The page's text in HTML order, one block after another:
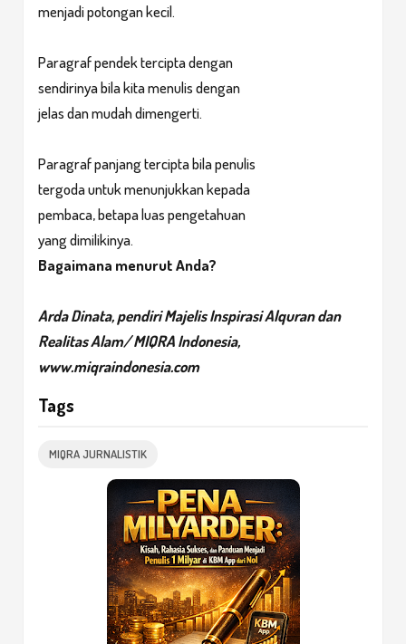
menjadi potongan kecil.
Paragraf pendek tercipta dengan
sendirinya bila kita menulis dengan
jelas dan mudah dimengerti.
Paragraf panjang tercipta bila penulis
tergoda untuk menunjukkan kepada
pembaca, betapa luas pengetahuan
yang dimilikinya.
Bagaimana menurut Anda?
Arda Dinata, pendiri Majelis Inspirasi Alquran dan
Realitas Alam/ MIQRA Indonesia,
www.miqraindonesia.com
Tags
MIQRA JURNALISTIK